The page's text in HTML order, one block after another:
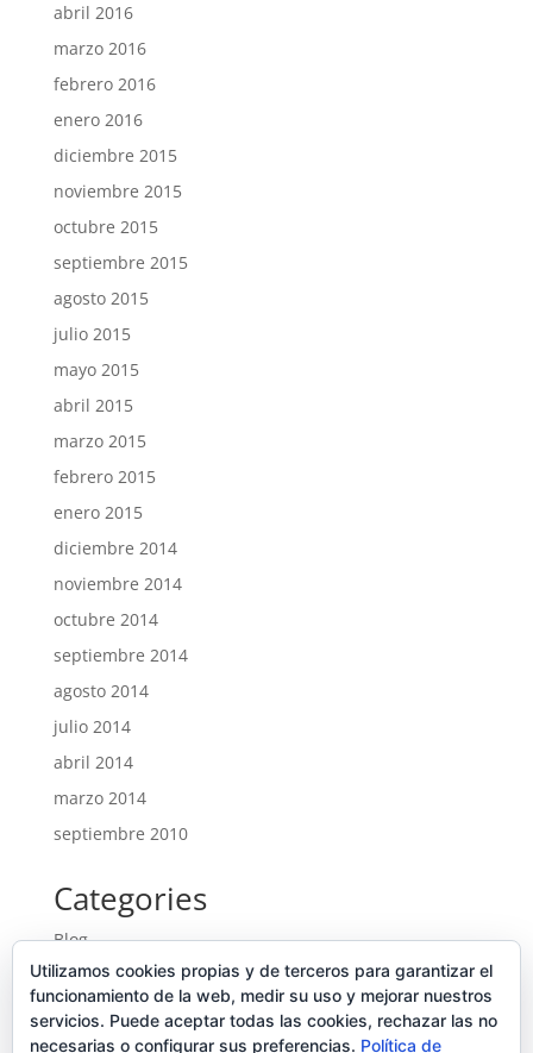
abril 2016
marzo 2016
febrero 2016
enero 2016
diciembre 2015
noviembre 2015
octubre 2015
septiembre 2015
agosto 2015
julio 2015
mayo 2015
abril 2015
marzo 2015
febrero 2015
enero 2015
diciembre 2014
noviembre 2014
octubre 2014
septiembre 2014
agosto 2014
julio 2014
abril 2014
marzo 2014
septiembre 2010
Categories
Blog
Entrades
Ofertes noves
Portfolio
Utilizamos cookies propias y de terceros para garantizar el
funcionamiento de la web, medir su uso y mejorar nuestros
servicios. Puede aceptar todas las cookies, rechazar las no
necesarias o configurar sus preferencias. Política de